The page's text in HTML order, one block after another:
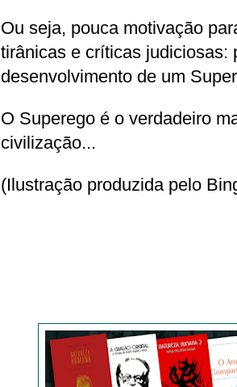
Ou seja, pouca motivação
tirânicas e críticas judiciosas:
desenvolvimento de um
O Superego é o verdadeiro
civilização...
(Ilustração produzida pelo